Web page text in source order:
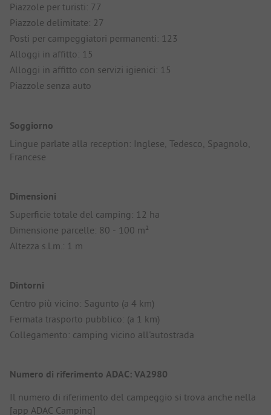
Piazzole per turisti: 77
Piazzole delimitate: 27
Posti per campeggiatori permanenti: 123
Alloggi in affitto: 15
Alloggi in affitto con servizi igienici: 15
Piazzole senza auto
Soggiorno
Lingue parlate alla reception: Inglese, Tedesco, Spagnolo,
Francese
Dimensioni
Superficie totale del camping: 12 ha
Dimensione parcelle: 80 - 100 m²
Altezza s.l.m.: 1 m
Dintorni
Centro più vicino: Sagunto (a 4 km)
Fermata trasporto pubblico: (a 1 km)
Collegamento: camping vicino all'autostrada
Numero di riferimento ADAC: VA2980
Il numero di riferimento del campeggio si trova anche nella
[app ADAC Camping]